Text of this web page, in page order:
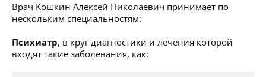
Врач Кошкин Алексей Николаевич принимает по
нескольким специальностям:
Психиатр, в круг диагностики и лечения которой
входят такие заболевания, как: